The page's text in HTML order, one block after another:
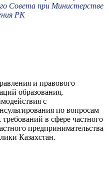
Совета при Министерстве
РК
и правового
образования,
с
по вопросам
в сфере частного
предпринимательства
Казахстан.